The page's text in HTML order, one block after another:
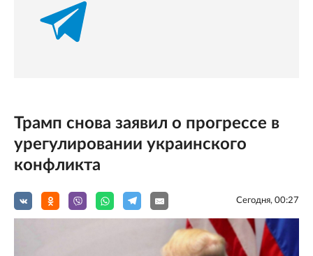
Трамп снова заявил о прогрессе в
урегулировании украинского
конфликта
Сегодня, 00:27